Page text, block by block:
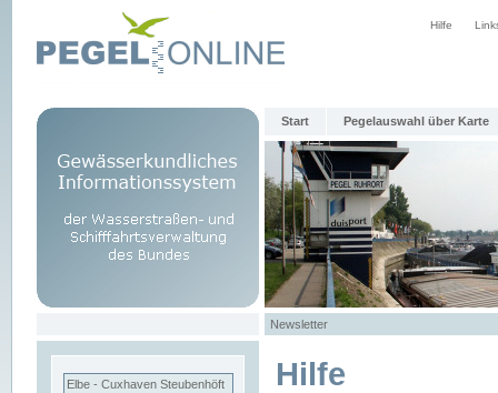
Hilfe
Start Pegelauswahl über Karte
Newsletter
Elbe - Cuxhaven Steubenhöft Hilfe